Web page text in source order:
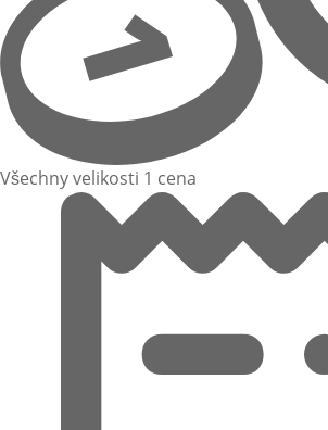
Všechny velikosti 1 cena